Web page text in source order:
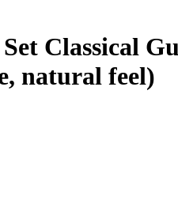
Classical
natural feel)